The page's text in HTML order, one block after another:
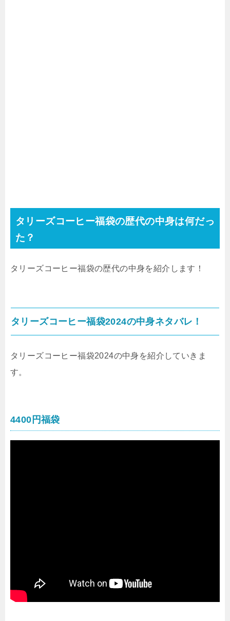
タリーズコーヒー福袋の歴代の中身は何だっ
た？
タリーズコーヒー福袋の歴代の中身を紹介します！
タリーズコーヒー福袋2024の中身ネタバレ！
タリーズコーヒー福袋2024の中身を紹介していきま
す。
4400円福袋